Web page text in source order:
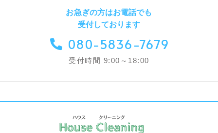
お急ぎの方はお電話でも
受付しております
080-5836-7679
受付時間 9:00～18:00